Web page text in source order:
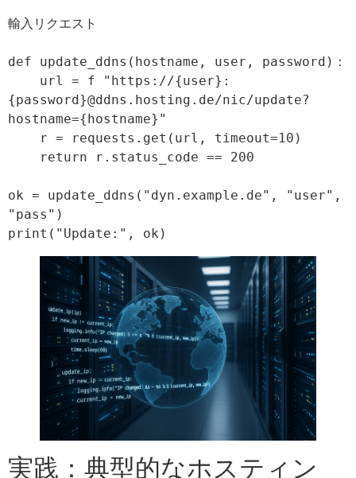
輸入リクエスト
def update_ddns(hostname, user, password)：
{password}@ddns.hosting.de/nic/update?
hostname={hostname}"
ok = update_ddns("dyn.example.de", "user",
"pass")
実践：典型的なホスティン